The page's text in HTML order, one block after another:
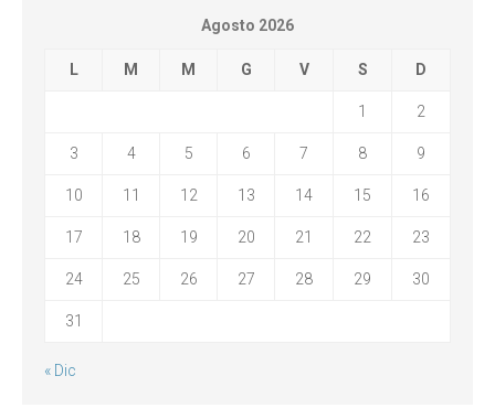
Agosto 2026
L M M G V S D
1 2
3 4 5 6 7 8 9
10 11 12 13 14 15 16
17 18 19 20 21 22 23
24 25 26 27 28 29 30
31
« Dic